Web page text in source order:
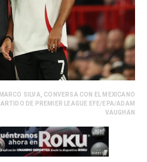
SILVA, CONVERSA CON EL MEXICANO
DE PREMIER LEAGUE EFE/EPA/ADAM
VAUGHAN